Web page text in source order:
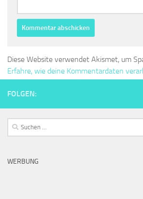
Diese Website verwendet Akismet, um
Erfahre, wie deine Kommentardaten
FOLGEN:
Suchen
nach:
WERBUNG